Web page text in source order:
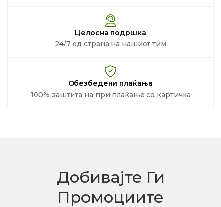
Целосна подршка
24/7 од страна на нашиот тим
Обезбедени плаќања
100% заштита на при плаќање со картичка
Добивајте Ги
Промоциите